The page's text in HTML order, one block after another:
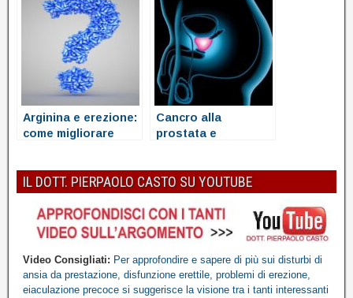
Arginina e erezione:
come migliorare
Cancro alla
prostata e
IL DOTT. PIERPAOLO CASTO SU YOUTUBE
Video Consigliati: Per approfondire e sapere di più sui disturbi di
ansia da prestazione, disfunzione erettile, problemi di erezione,
eiaculazione precoce si suggerisce la visione tra i tanti interessanti